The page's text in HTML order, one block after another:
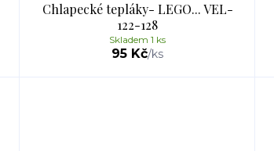
Chlapecké tepláky- LEGO... VEL-
122-128
95 Kč/ks
Skladem 1 ks